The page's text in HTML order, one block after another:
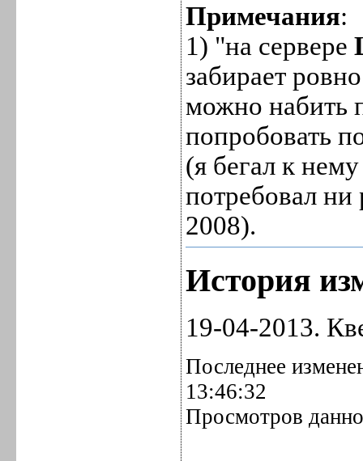
Примечания:
1) "на сервере
забирает
можно набить
попробовать
(я бегал к
потребовал ни
2008).
История
19-04-2013.
Последнее
13:46:32
Просмотров